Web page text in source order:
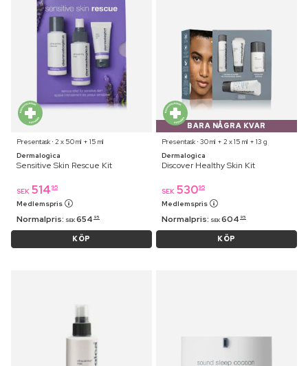
Presentask ⋅ 2 x 50 ml + 15 ml
Dermalogica
Sensitive Skin Rescue Kit
SEK 514 95
Medlemspris
Normalpris: SEK 654 95
KÖP
BARA NÅGRA KVAR
Presentask ⋅ 30 ml + 2 x 15 ml + 13 g
Dermalogica
Discover Healthy Skin Kit
SEK 53095
Medlemspris
Normalpris: SEK 604 95
KÖP